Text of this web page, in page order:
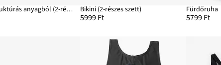
Bikini struktúrás anyagból (2-részes szett) Bikini (2-részes szett)
5999 Ft
Fürdőruha
5799 Ft